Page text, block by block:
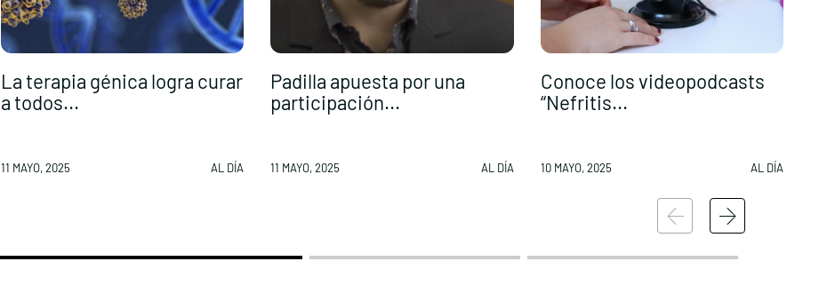
La terapia génica logra curar
a todos...
11 MAYO, 2025 AL DÍA
Padilla apuesta por una
participación...
11 MAYO, 2025 AL DÍA
Conoce los videopodcasts
“Nefritis...
10 MAYO, 2025 AL DÍA